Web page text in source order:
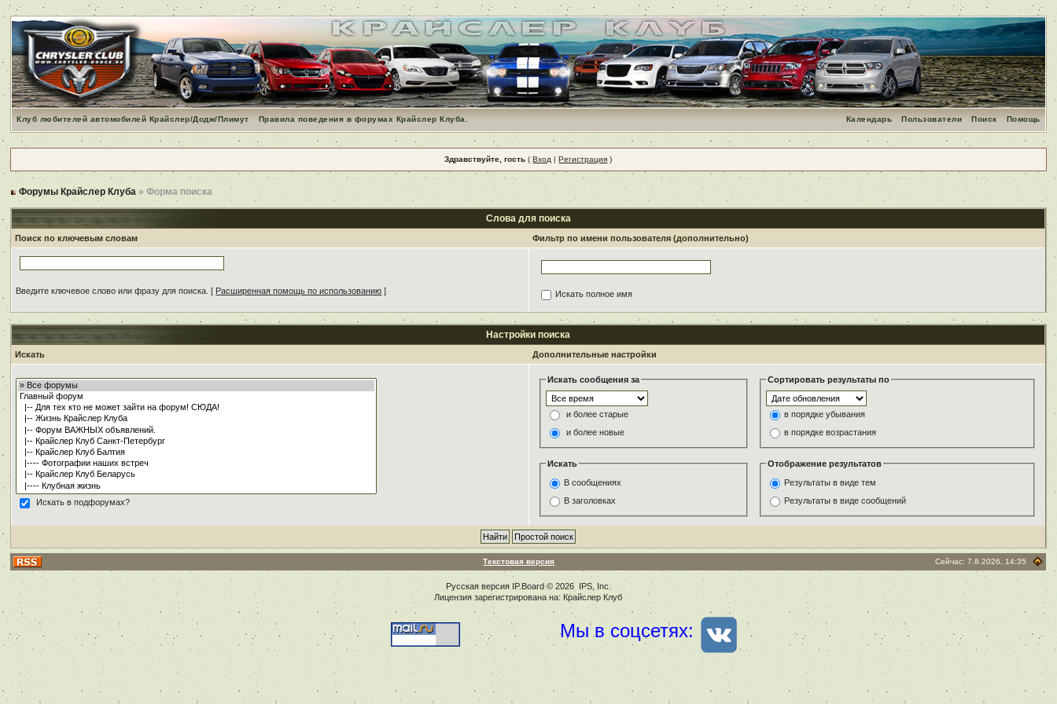
Клуб любителей автомобилей Крайслер/Додж/Плимут Правила поведения в форумах Крайслер Клуба. Помощь
Поиск
Пользователи
Календарь
Здравствуйте, гость (Вход |Регистрация )
Форумы Крайслер Клуба » Форма поиска
Слова для поиска
Поиск по ключевым словам Фильтр по имени пользователя (дополнительно)
Введите ключевое слово или фразу для поиска. [ Расширенная помощь по использованию ] Искать полное имя
Настройки поиска
Искать Дополнительные настройки
Искать в подфорумах?
Искать сообщения за
и более старые
и более новые
Сортировать результаты по
в порядке убывания
в порядке возрастания
Искать
В сообщениях
В заголовках
Отображение результатов
Результаты в виде тем
Результаты в виде сообщений
Текстовая версия Сейчас: 7.8.2026, 14:35
Русская версия IP.Board© 2026 IPS, Inc
Лицензия зарегистрирована на: Крайслер Клуб
Мы в соцсетях: